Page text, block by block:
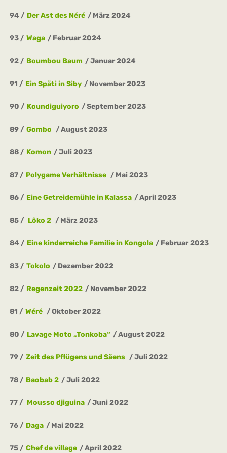
94 Der Ast des Néré März 2024
93 Waga Februar 2024
92 Boumbou Baum Januar 2024
91 Ein Späti in Siby November 2023
90 Koundiguiyoro September 2023
89 Gombo August 2023
88 Komon Juli 2023
87 Polygame Verhältnisse Mai 2023
86 Eine Getreidemühle in Kalassa April 2023
85 Lôko 2 März 2023
84 Eine kinderreiche Familie in Kongola Februar 2023
83 Tokolo Dezember 2022
82 Regenzeit 2022 November 2022
81 Wéré Oktober 2022
80 Lavage Moto „Tonkoba“ August 2022
79 Zeit des Pflügens und Säens Juli 2022
78 Baobab 2 Juli 2022
77 Mousso djiguina Juni 2022
76 Daga Mai 2022
75 Chef de village April 2022